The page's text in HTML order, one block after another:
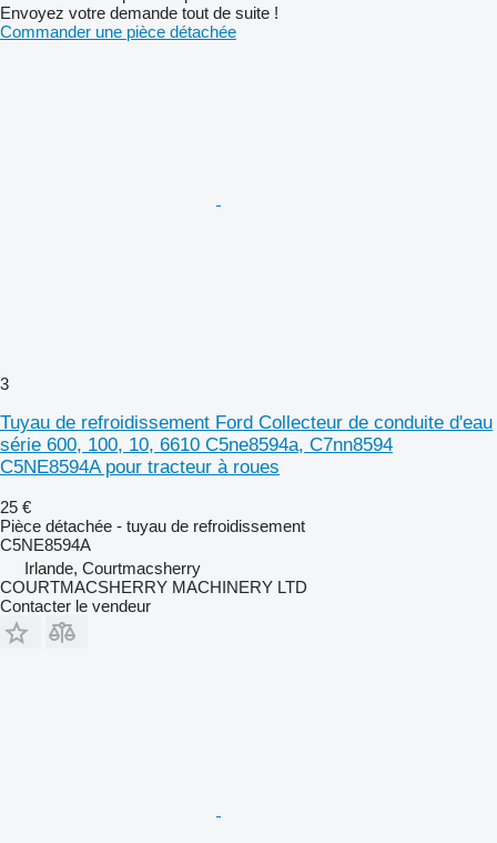
Envoyez votre demande tout de suite !
Commander une pièce détachée
3
Tuyau de refroidissement Ford Collecteur de conduite d'eau
série 600, 100, 10, 6610 C5ne8594a, C7nn8594
C5NE8594A pour tracteur à roues
25 €
Pièce détachée - tuyau de refroidissement
C5NE8594A
Irlande, Courtmacsherry
COURTMACSHERRY MACHINERY LTD
Contacter le vendeur